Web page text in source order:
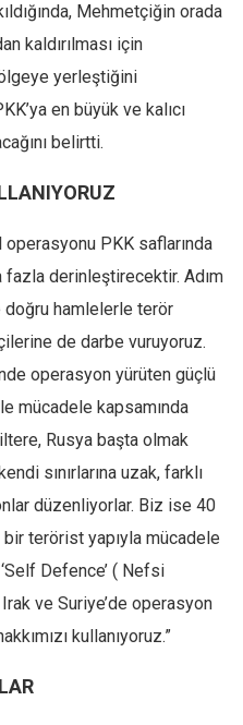
Mehmetçiğin orada
kaldırılması için
yerleştiğini
en büyük ve kalıcı
belirtti.
operasyonu PKK saflarında
fazla derinleştirecektir. Adım
hamlelerle terör
de darbe vuruyoruz.
operasyon yürüten güçlü
mücadele kapsamında
Rusya başta olmak
sınırlarına uzak, farklı
düzenliyorlar. Biz ise 40
terörist yapıyla mücadele
Defence’ ( Nefsi
ve Suriye’de operasyon
kullanıyoruz.”